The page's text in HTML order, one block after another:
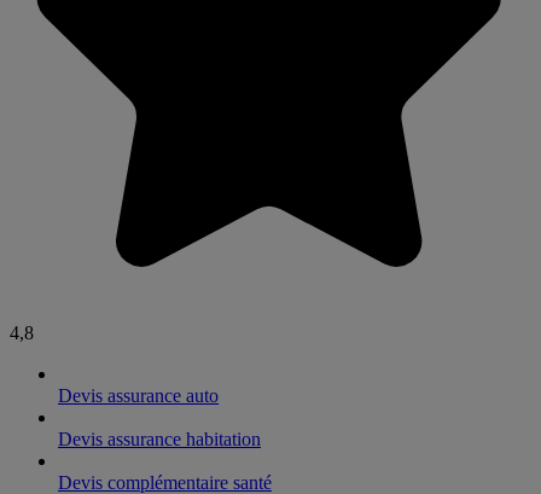
4,8
Devis assurance auto
Devis assurance habitation
Devis complémentaire santé